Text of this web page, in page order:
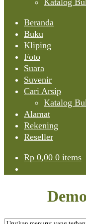
Katalog
Beranda
Buku
Kliping
Foto
Suara
Suvenir
Cari Arsip
Katalog
Alamat
Rekening
Reseller
Rp 0,00 0 items